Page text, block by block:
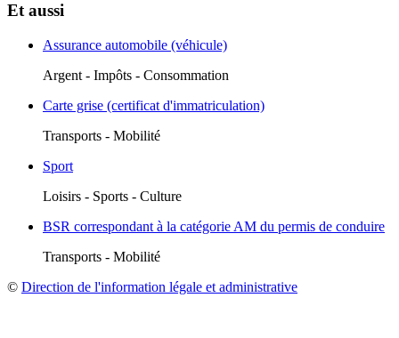
Et aussi
Assurance automobile (véhicule)
Argent - Impôts - Consommation
Carte grise (certificat d'immatriculation)
Transports - Mobilité
Sport
Loisirs - Sports - Culture
BSR correspondant à la catégorie AM du permis de conduire
Transports - Mobilité
© Direction de l'information légale et administrative